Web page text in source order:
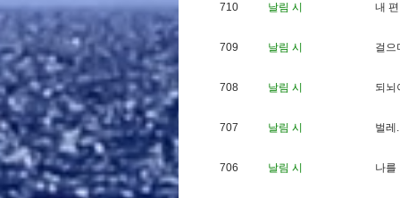
710 날림 시 내 편
709 날림 시 걸 으
708 날림 시 되 뇌
707 날림 시 벌레 .
706 날림 시 나를